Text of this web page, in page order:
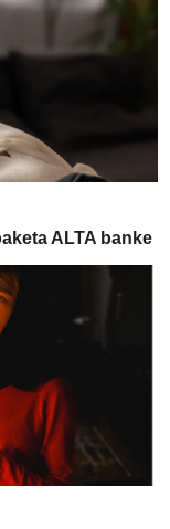
ALTA banke